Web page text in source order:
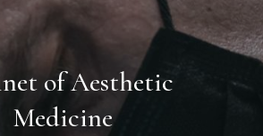
of Aesthetic
Medicine